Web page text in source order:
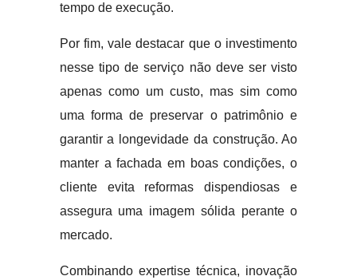
tempo de execução.
Por fim, vale destacar que o investimento
nesse tipo de serviço não deve ser visto
apenas como um custo, mas sim como
uma forma de preservar o patrimônio e
garantir a longevidade da construção. Ao
manter a fachada em boas condições, o
cliente evita reformas dispendiosas e
assegura uma imagem sólida perante o
mercado.
Combinando expertise técnica, inovação